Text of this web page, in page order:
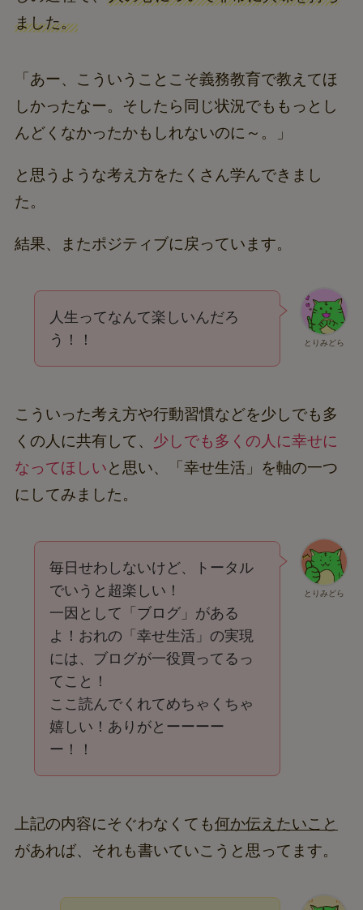
ました。
「あー、こういうことこそ義務教育で教えてほ
しかったなー。そしたら同じ状況でももっとし
んどくなかったかもしれないのに～。」
と思うような考え方をたくさん学んできまし
た。
結果、またポジティブに戻っています。
とりみどら
人生ってなんて楽しいんだろ
う！！
こういった考え方や行動習慣などを少しでも多
くの人に共有して、 少しでも多くの人に幸せに
なってほしいと思い、「幸せ生活」を軸の一つ
にしてみました。
とりみどら
毎日せわしないけど、トータル
でいうと超楽しい！
一因として「ブログ」がある
よ！おれの「幸せ生活」の実現
には、ブログが一役買ってるっ
てこと！
ここ読んでくれてめちゃくちゃ
嬉しい！ありがとーーーー
ー！！
上記の内容にそぐわなくても何か伝えたいこと
があれば、それも書いていこうと思ってます。